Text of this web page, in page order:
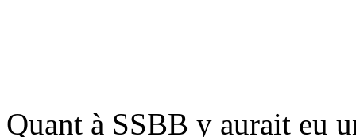
Quant à SSBB y aurait eu